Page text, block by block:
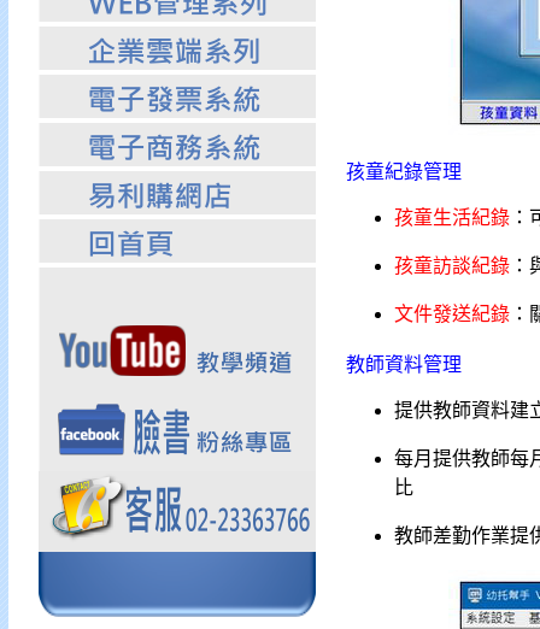
孩童紀錄管理
孩童生活紀錄：
孩童訪談紀錄：
文件發送紀錄：
教師資料管理
提供教師資料建
每月提供教師每
比
教師差勤作業提